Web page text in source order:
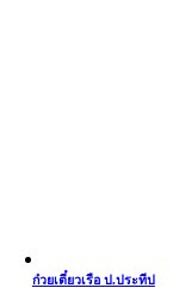
ก๋วยเตี๋ยวเรือ ป.ประทีป